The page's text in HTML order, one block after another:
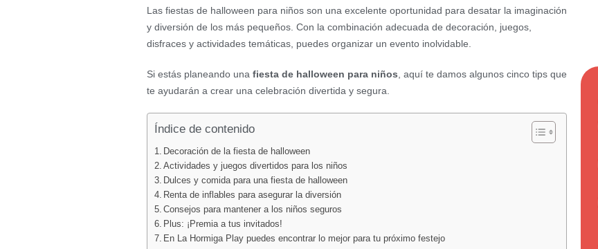
Las fiestas de halloween para niños son una excelente oportunidad para desatar la imaginación
y diversión de los más pequeños. Con la combinación adecuada de decoración, juegos,
disfraces y actividades temáticas, puedes organizar un evento inolvidable.
Si estás planeando una fiesta de halloween para niños , aquí te damos algunos cinco tips que
te ayudarán a crear una celebración divertida y segura.
Índice de contenido
Decoración de la fiesta de halloween
Actividades y juegos divertidos para los niños
Dulces y comida para una fiesta de halloween
Renta de inflables para asegurar la diversión
Consejos para mantener a los niños seguros
Plus: ¡Premia a tus invitados!
En La Hormiga Play puedes encontrar lo mejor para tu próximo festejo